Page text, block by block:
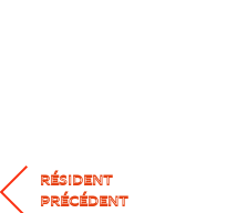
RÉSIDENT
PRÉCÉDENT